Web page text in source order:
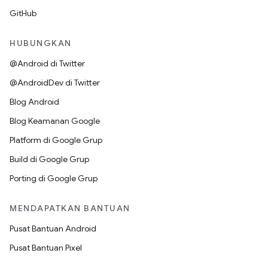
GitHub
HUBUNGKAN
@Android di Twitter
@AndroidDev di Twitter
Blog Android
Blog Keamanan Google
Platform di Google Grup
Build di Google Grup
Porting di Google Grup
MENDAPATKAN BANTUAN
Pusat Bantuan Android
Pusat Bantuan Pixel